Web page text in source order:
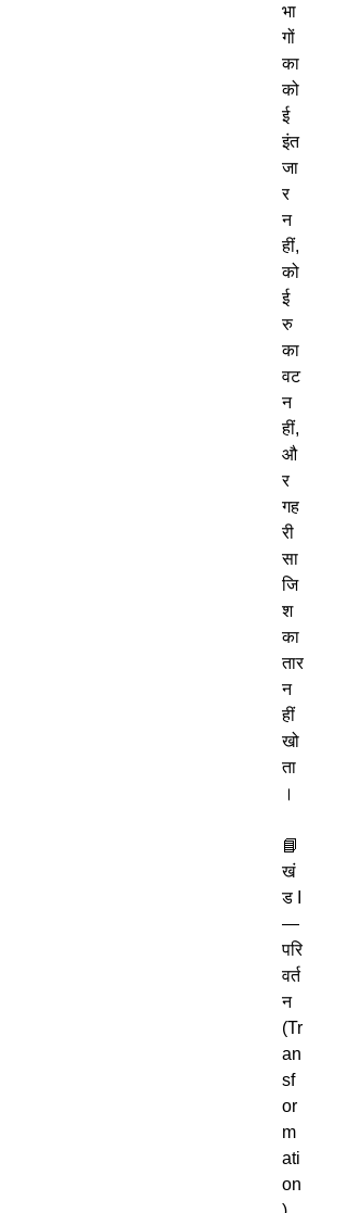
भा
गों
का
को
ई
इंत
जा
र
न
हीं,
को
ई
रु
का
वट
न
हीं,
औ
र
गह
री
सा
जि
श
का
तार
न
हीं
खो
ता
।
📘
खं
ड I
—
परि
वर्त
न
(Tr
an
sf
or
m
ati
on